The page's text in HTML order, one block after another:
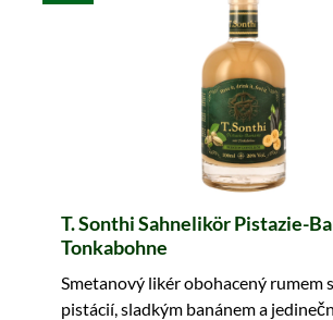
T. Sonthi Sahnelikör Pistazie-
Tonkabohne
Smetanový likér obohacený rumem
pistácií, sladkým banánem a